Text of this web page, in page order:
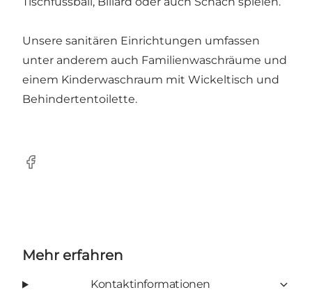
Unsere sanitären Einrichtungen umfassen
unter anderem auch Familienwaschräume und
einem Kinderwaschraum mit Wickeltisch und
Behindertentoilette.
Facebook
Mehr erfahren
Kontaktinformationen